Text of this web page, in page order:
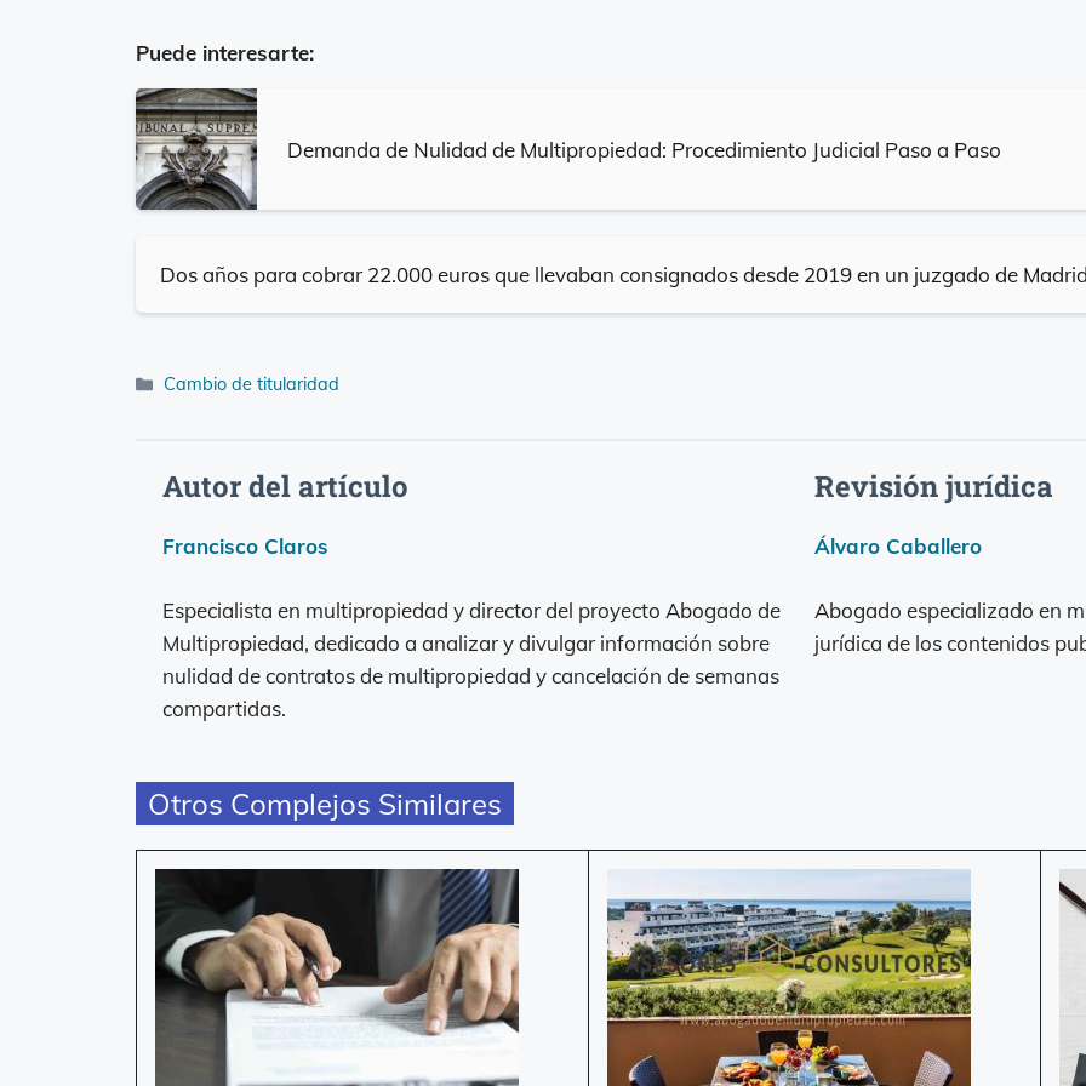
Puede interesarte:
Demanda de Nulidad de Multipropiedad: Procedimiento Judicial Paso a Paso
Dos años para cobrar 22.000 euros que llevaban consignados desde 2019 en un juzgado de
Categorías
Cambio de titularidad
Autor del artículo
Francisco Claros
Especialista en multipropiedad y director del proyecto Abogado de
Multipropiedad, dedicado a analizar y divulgar información sobre
nulidad de contratos de multipropiedad y cancelación de semanas
compartidas.
Revisión jurídica
Álvaro Caballero
Abogado especializado en
jurídica de los contenidos
Otros Complejos Similares